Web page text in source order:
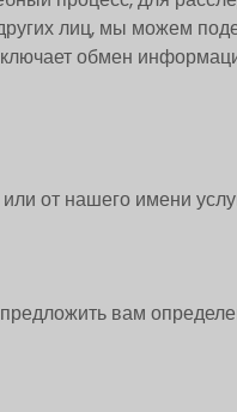
лиц, мы можем
обмен
от нашего имени
вам